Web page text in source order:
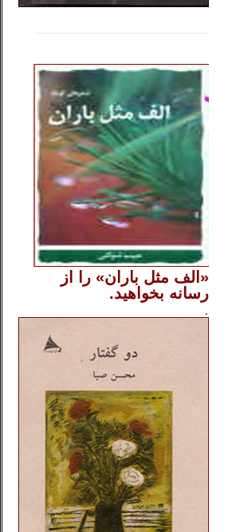
«الف مثل باران» را از
رسانه بخواهید.
.